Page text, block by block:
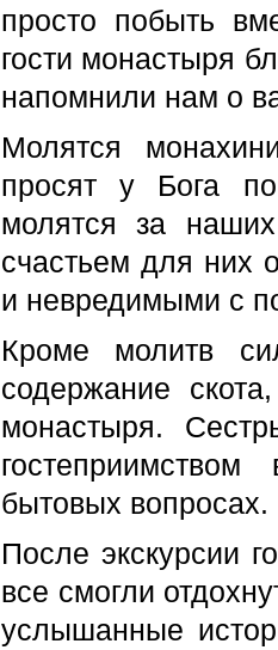
просто побыть
гости монастыря
напомнили нам о
Молятся
просят у Бога
молятся за
счастьем для них
и невредимыми с
Кроме молитв
содержание
монастыря.
бытовых вопросах.
После экскурсии
все смогли
услышанные